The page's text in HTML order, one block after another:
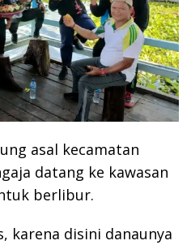
asal kecamatan
datang ke kawasan
berlibur.
karena disini danaunya